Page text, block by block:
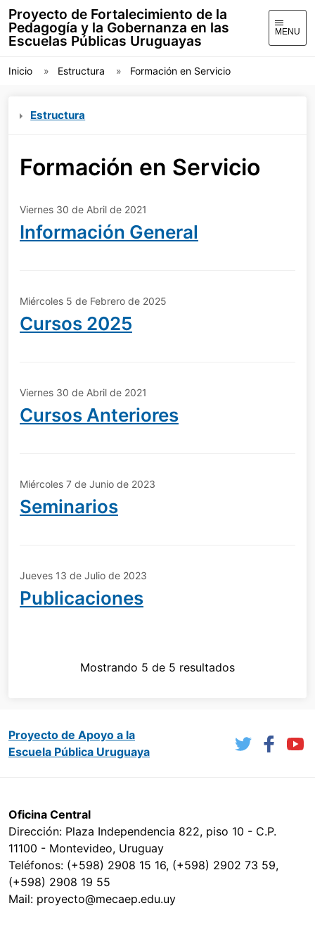
Proyecto de Fortalecimiento de la
Pedagogía y la Gobernanza en las
Escuelas Públicas Uruguayas
MENU
Inicio Estructura Formación en Servicio
Estructura
Formación en Servicio
Viernes 30 de Abril de 2021
Información General
Miércoles 5 de Febrero de 2025
Cursos 2025
Viernes 30 de Abril de 2021
Cursos Anteriores
Miércoles 7 de Junio de 2023
Seminarios
Jueves 13 de Julio de 2023
Publicaciones
Mostrando 5 de 5 resultados
Proyecto de Apoyo a la
Escuela Pública Uruguaya
Oficina Central
Dirección: Plaza Independencia 822, piso 10 - C.P.
11100 - Montevideo, Uruguay
Teléfonos: (+598) 2908 15 16, (+598) 2902 73 59,
(+598) 2908 19 55
Mail: proyecto@mecaep.edu.uy